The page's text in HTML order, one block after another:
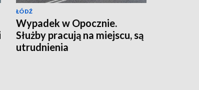
ŁÓDŹ
Wypadek w Opocznie.
Służby pracują na miejscu, są
utrudnienia